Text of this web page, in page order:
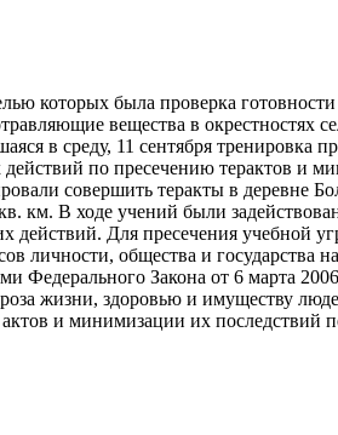
которых была проверка
вещества в окрестностях
в среду, 11 сентября
по пресечению терактов
совершить теракты в деревне
км. В ходе учений были
Для пресечения учебной
личности, общества и государства
Федерального Закона от 6 марта
жизни, здоровью и имуществу
и минимизации их